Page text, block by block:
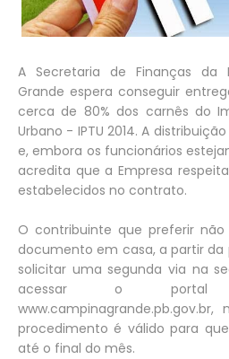
A Secretaria de Finanças da
Grande espera conseguir
cerca de 80% dos carnês do
Urbano - IPTU 2014. A
e, embora os funcionários
acredita que a Empresa
estabelecidos no contrato.
O contribuinte que preferir
documento em casa, a partir da
solicitar uma segunda via na
acessar o portal
procedimento é válido para
até o final do mês.